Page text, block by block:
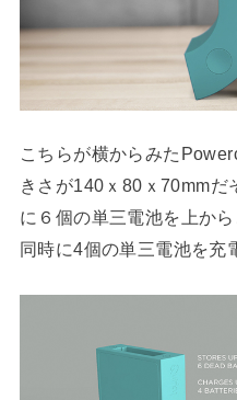
こちらが横からみた
きさが140ｘ80ｘ70mm
に６個の単三電池を上か
同時に4個の単三電池を充